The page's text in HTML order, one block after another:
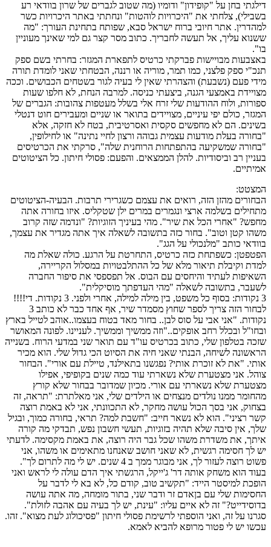
דילגתי בחן על "קופידון" ודומיו (מה שטוב לגברים של שרון בוודאי רע
בשבילי), צלחתי את "היכרויות לוהטות" ונחתתי באתר היכרויות כשר
למהדרין. אתר חיובי ברוח ישראל סבא, שפותח בתחינת העורך: "מה
ששנוא עליך, אל תעשה לחבריך. כתוב מסר קצר גם למי שאינך מעוניין
בו".
באצבעות מבויישות פברקתי כרטיס לתפארת המגזר: בחרתי בשם ספק
תנכ"י ספק פלצני, כמו תמר, מוריה או רננה, הבטחתי שאני לומדת תורה
מידי פעם (נשבעת) והצהרתי שאין לי בעיה לגור בשטחים הכבושים. וככה
מצויידת באמצעי הגנה, ביצעתי כניסה. למרבה הנחת, לא חלפו שעות
ספורות, ולוח ההודעות שלי זרח אלי בשלל מעטפות צהובות: הגברים של
המגזר, כולם יפי עיניים, מצויידים בתואר או שניים ומעבירים חוט דנטלי
בשינים. הם לא מחפשים סקסית ואסרטיבית, בטח לא חזקה, אלא
"בחורה בעלת מודעות עצמית גבוהה ורצון לחיי נתינה" או לחילופין,
"בחורה שמשקיעה בהתפתחות הרוחנית שלה", סרקתי את הכרטיסים
בעניין רב וביסודיות. להלן הממצאים. והפעם: פסולי חיתון. כל הציטוטים
אמיתיים.
המצטט:
הבחורים מהזן הזה, רואים את עצמם כשגרירי תרבות. הבעיה-הציטוטים
מתחילים בשלמה ארצי ונגמרים במרים ילן שטקליס. איזו בחורה אתה
מחפש? "אחרי הכל את שיר". מהי בעיניך הזוגיות? "ונדמה שזה קרוב
משהו קטן וטוב". בחור כזה בתשובה לשאלה איך אתה מגדיר את עצמך,
בוודאי כותב "מלנכולי על הגג".
הפטפטן: כשפתחת כזה כרטיס, התחרטת על הרגע. כולה שאלת מה
למדת וקיבלת תיאור מלא של כל ההתלבטויות במסלול הקריירה,
השאיפות לעתיד והיחסים עם הבוס. אל תפספסי את סיפור החברה
לשעבר, בתשובה לשאלה "מהי העדפתך מוסיקלית".
3 נקודות: בסוף כל משפט, בין מילה למילה, אחרי ולפני. 3 נקודות. די!!!!
לבחור הזה צריך לספר שחוץ מסמדר שיר, אף אחד כבר לא כותב 3
נקודות. "אני אבי על סוס לבן.. בחור מאד בטוח בעצמו..אוהב לטייל בארץ
ובחו"ל ובכלל רחב אופקים.."וזה ממשיך וממשיך. לעניינו. לפונה המאושר
שזכה בטלפון שלי, כתוב בכרטיס עו"ד עם תואר שני במדעי הרוח. בשנייה
הראשונה לשיחה, הבנתי שאני חיה את הסיוט הכי גדול שלי. הוא מכיר
אותי. "את לא זוכרת אותי? נפגשנו בתאילנד, טיילת עם אורי". הבחור
צוהל. אני מצטערת שלא נשארתי עוד כמה שנים בקופיפי, אפילו
מצטערת שלא נשארתי עם אורי. מכיון שמדובר בבחור שלא קורץ
מהחומר ממנו נולדים מנצחים או הילדים שלי, אני מאלתרת: "תראה, זה
בצחוק, אני בסך הכול עושה מחקר, לא התכוונתי, אני לא באמת רוצה
קשר רציני". הוא לא נשאר חייב: "חשבת למה? תראי, בחורה כמוך, ובגיל
שלך, אין סיבה שלא תהיה בזוגיות, תעשי חשבון נפש, תבדקי מה קורה
איתך, את משדרת משהו שכל גבר היה רוצה, את באמת מקסימה. לדעתי
יש לך חסימה רגשית, לא שאני חושב שאנחנו מתאימים או משהו, אני
פשוט רוצה לעזור לך, אני מבוגר ממך ב 4 שנים. יש לי מה לתרום לך".
בעוד הוא משחק אותה דר' ג'ייקל, הרגשתי איך הדם עולה לי לראש ואני
הופכת למיסטר הייד: "תקשיב טוב, קודם כל, לא בא לי לדבר על
החסימות שלי עם בןאדם זר ודבר שני, בתור מומחה, מה אתה עושה
בדוסידייט?" זה לא איים עליו: "עינת, יש לך בעיה עם אהבה לזולת".
סגרנו על זה, ואני הוספתי לרשימת פסולי חיתון "פסיכולוג לעת מצוא". זהו.
עכשו יש לי פטור מרופא להביא לאמא.